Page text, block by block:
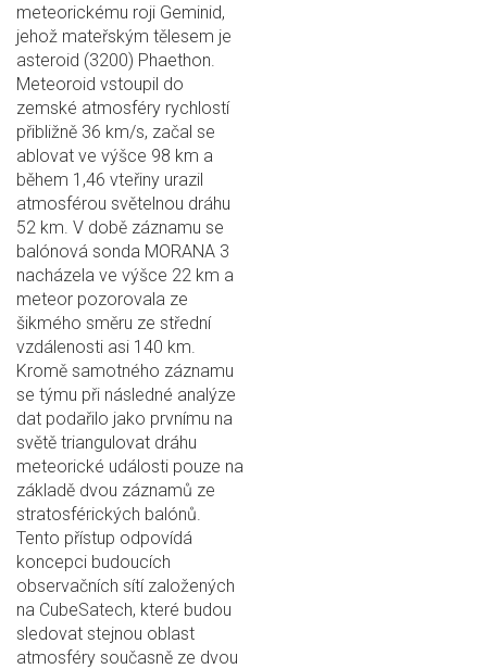
meteorickému roji Geminid,
jehož mateřským tělesem je
asteroid (3200) Phaethon.
Meteoroid vstoupil do
zemské atmosféry rychlostí
přibližně 36 km/s, začal se
ablovat ve výšce 98 km a
během 1,46 vteřiny urazil
atmosférou světelnou dráhu
52 km. V době záznamu se
balónová sonda MORANA 3
nacházela ve výšce 22 km a
meteor pozorovala ze
šikmého směru ze střední
vzdálenosti asi 140 km.
Kromě samotného záznamu
se týmu při následné analýze
dat podařilo jako prvnímu na
světě triangulovat dráhu
meteorické události pouze na
základě dvou záznamů ze
stratosférických balónů.
Tento přístup odpovídá
koncepci budoucích
observačních sítí založených
na CubeSatech, které budou
sledovat stejnou oblast
atmosféry současně ze dvou